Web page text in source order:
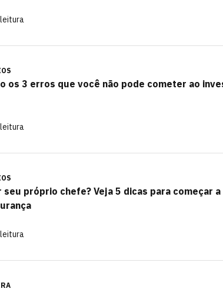
leitura
os 3 erros que você não pode cometer ao
leitura
seu próprio chefe? Veja 5 dicas para começar
leitura